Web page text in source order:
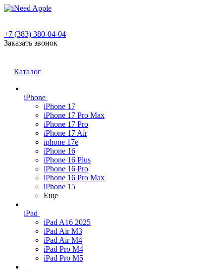
+7 (383) 380-04-04
Заказать звонок
Каталог
iPhone
iPhone 17
iPhone 17 Pro Max
iPhone 17 Pro
iPhone 17 Air
iphone 17e
iPhone 16
iPhone 16 Plus
iPhone 16 Pro
iPhone 16 Pro Max
iPhone 15
Еще
iPad
iPad A16 2025
iPad Air M3
iPad Air M4
iPad Pro M4
iPad Pro M5